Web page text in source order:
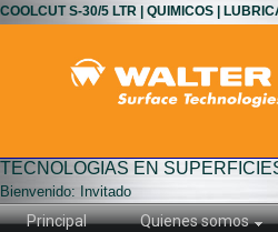
COOLCUT S-30/5 LTR | QUIMICOS |
TECNOLOGIAS EN
Bienvenido: Invitado
Principal Quienes somos